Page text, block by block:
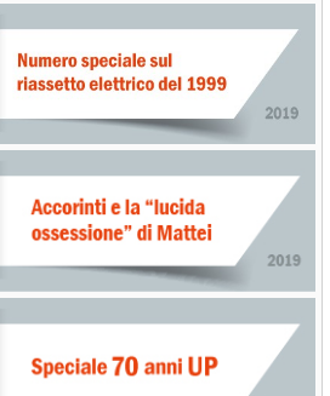
+ 5,4% NEI PRIMI 9 MESI'